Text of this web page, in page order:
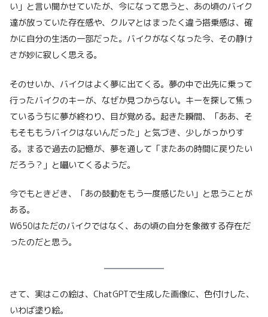
い」と言い聞かせていたが、今になって思うと、あの頃のバイク
達が放っていた存在感や、クルマとはまったく違う搭乗感は、確
かに自分の生活の一部だった。バイクがなくなった今、その静け
さが妙に寂しく思える。
そのせいか、バイクはよく夢に出てくる。夢の中で出先に乗って
行ったバイクのキーが、なぜか見つからない。キーを探して焦っ
ているうちに夢が終わり、目が覚める。起きた瞬間、「ああ、そ
もそももうバイクはないんだった」と気づき、少しがっかりす
る。まるで過去の記憶が、夢を通して「またあの時間に戻りたい
だろう？」と囁いてくるようだ。
今でもときどき、「あの鼓動をもう一度感じたい」と思うことが
ある。
W650はただのバイクではなく、あの頃の自分を象徴する存在だ
ったのだと思う。
さて、実はこの絵は、ChatGPTで生成した画像に、色付けした、
いわば塗り絵。